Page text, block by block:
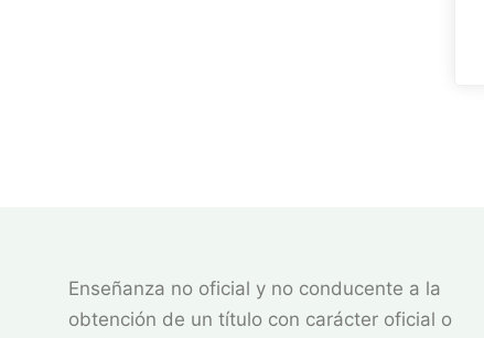
Enseñanza no oficial y no conducente a la
obtención de un título con carácter oficial o